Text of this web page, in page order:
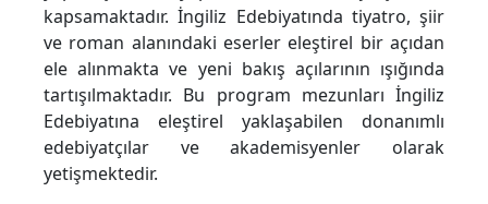
kapsamaktadır. İngiliz Edebiyatında tiyatro, şiir
ve roman alanındaki eserler eleştirel bir açıdan
ele alınmakta ve yeni bakış açılarının ışığında
tartışılmaktadır. Bu program mezunları İngiliz
Edebiyatına eleştirel yaklaşabilen donanımlı
edebiyatçılar ve akademisyenler olarak
yetişmektedir.